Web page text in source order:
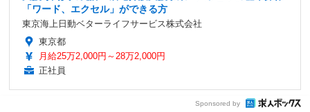
「ワード、エクセル」ができる方
東京海上日動ベターライフサービス株式会社
東京都
月給25万2,000円～28万2,000円
正社員
Sponsored by